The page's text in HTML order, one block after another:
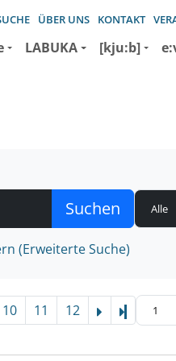
ÜBER UNS KONTAKT
LABUKA [kju:b]
(Erweiterte Suche)
10 11 12 Letzte